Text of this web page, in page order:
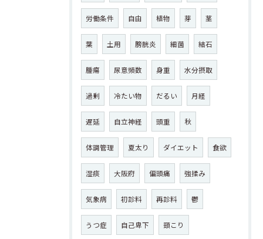
労働条件 自由 植物 芽 茎
葉 土用 膀胱炎 細菌 結石
腫瘍 尿意頻数 身重 水分摂取
過剰 冷たい物 だるい 月経
遅延 自立神経 頭重 秋
体調管理 夏太り ダイエット 食欲
湿痰 大阪府 偏頭痛 強揉み
気象病 初診料 再診料 鬱
うつ症 自己卑下 頸こり